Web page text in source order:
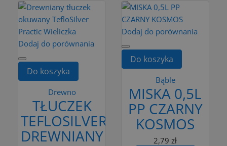
Dodaj do porównania
Do koszyka
Drewno
TŁUCZEK
TEFLOSILVER
DREWNIANY
Dodaj do porównania
Do koszyka
Bąble
MISKA 0,5L
PP CZARNY
KOSMOS
2,79 zł